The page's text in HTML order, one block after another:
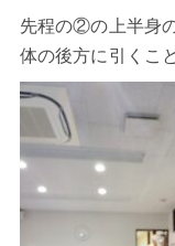
先程の②の上半身
体の後方に引くこ